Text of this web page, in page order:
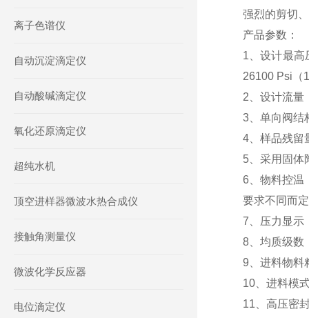
强烈的剪切
产品参数：
1、设计最高
26100 Psi（
2、设计流量
3、单向阀结
4、样品残留
5、采用固体
6、物料控温
要求不同而
7、压力显示
8、均质级数
9、进料物料
10、进料模
11、高压密
离子色谱仪
自动沉淀滴定仪
自动酸碱滴定仪
氧化还原滴定仪
超纯水机
顶空进样器微波水热合成仪
接触角测量仪
微波化学反应器
电位滴定仪